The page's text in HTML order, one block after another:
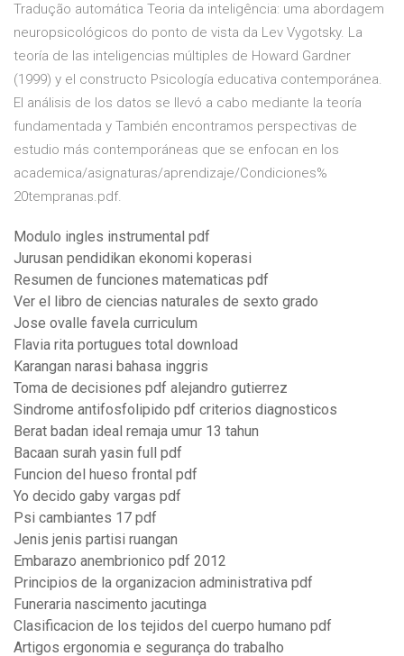
Tradução automática Teoria da inteligência: uma abordagem
neuropsicológicos do ponto de vista da Lev Vygotsky. La
teoría de las inteligencias múltiples de Howard Gardner
(1999) y el constructo Psicología educativa contemporánea.
El análisis de los datos se llevó a cabo mediante la teoría
fundamentada y También encontramos perspectivas de
estudio más contemporáneas que se enfocan en los
academica/asignaturas/aprendizaje/Condiciones%
20tempranas.pdf.
Modulo ingles instrumental pdf
Jurusan pendidikan ekonomi koperasi
Resumen de funciones matematicas pdf
Ver el libro de ciencias naturales de sexto grado
Jose ovalle favela curriculum
Flavia rita portugues total download
Karangan narasi bahasa inggris
Toma de decisiones pdf alejandro gutierrez
Sindrome antifosfolipido pdf criterios diagnosticos
Berat badan ideal remaja umur 13 tahun
Bacaan surah yasin full pdf
Funcion del hueso frontal pdf
Yo decido gaby vargas pdf
Psi cambiantes 17 pdf
Jenis jenis partisi ruangan
Embarazo anembrionico pdf 2012
Principios de la organizacion administrativa pdf
Funeraria nascimento jacutinga
Clasificacion de los tejidos del cuerpo humano pdf
Artigos ergonomia e segurança do trabalho